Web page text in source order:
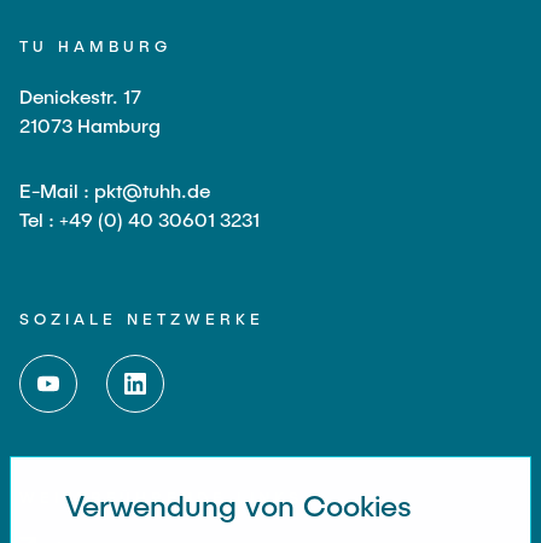
TU HAMBURG
Denickestr. 17
21073 Hamburg
E-Mail : pkt@tuhh.de
Tel : +49 (0) 40 30601 3231
SOZIALE NETZWERKE
WEITERFÜHRENDE LINKS
Verwendung von Cookies